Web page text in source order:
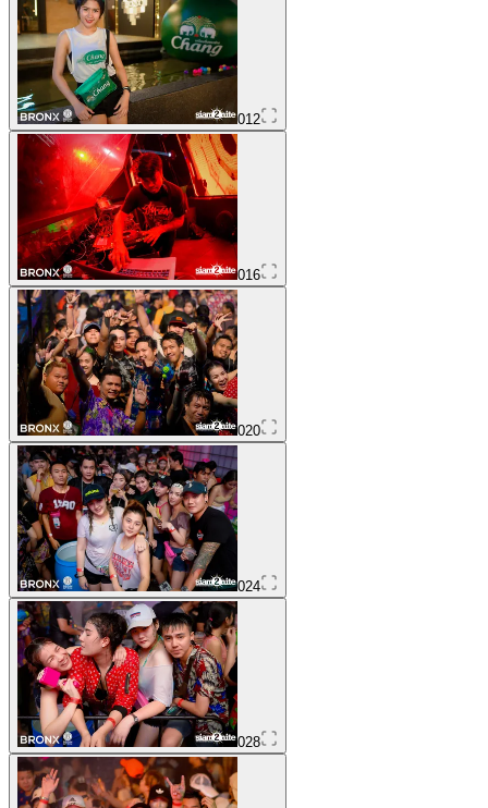
012
016
020
024
028